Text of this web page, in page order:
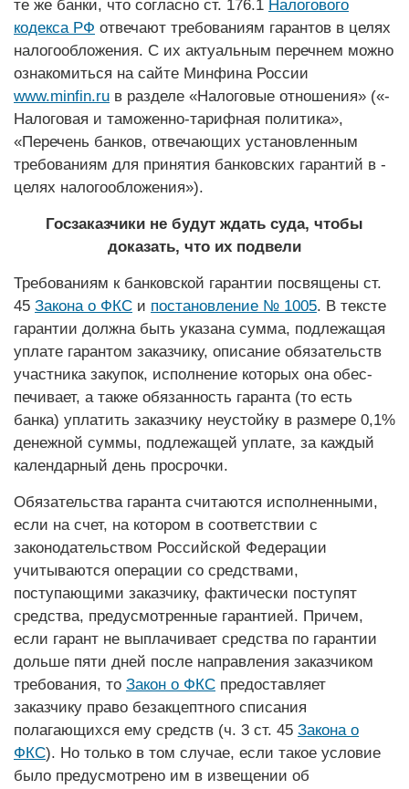
те же банки, что согласно ст. 176.1 Налогового
кодекса РФ отвечают требованиям гарантов в целях
налогообложения. С их актуальным перечнем можно
ознакомиться на сайте Минфина России
www.minfin.ru в разделе «Налоговые отношения» («­
Налоговая и таможенно-тарифная политика»,
«Перечень банков, отвечаю­щих установленным
требованиям для принятия банковских гарантий в ­
целях налого­обложения»).
Госзаказчики не будут ждать суда, чтобы
доказать, что их подвели
Требованиям к банковской гарантии посвящены ст.
45 Закона о ФКС и постановление № 1005. В тексте
гарантии должна быть указана сумма, подлежащая
уплате гарантом заказчику, описание обязательств
участника закупок, исполнение которых она обес­
печивает, а также обязанность гаранта (то есть
банка) уплатить заказчику неустойку в размере 0,1%
денежной суммы, подлежащей уплате, за каждый
календарный день просрочки.
Обязательства гаранта считаются исполненными,
если на счет, на котором в соответствии с
законодательством Российской Федерации
учитываются операции со средствами,
поступающими заказчику, фактически поступят
средства, предусмотренные гарантией. Причем,
если гарант не выплачивает средства по гарантии
дольше пяти дней после направления заказчиком
требования, то Закон о ФКС предоставляет
заказчику право безакцептного списания
полагающихся ему средств (ч. 3 ст. 45 Закона о
ФКС). Но только в том случае, если такое условие
было предусмотрено им в извещении об